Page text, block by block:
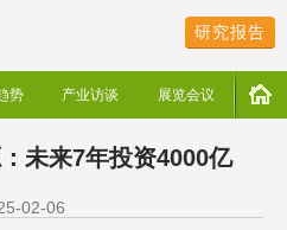
研究报告
势 产业访谈 展览会议
未来7年投资4000亿
02-06